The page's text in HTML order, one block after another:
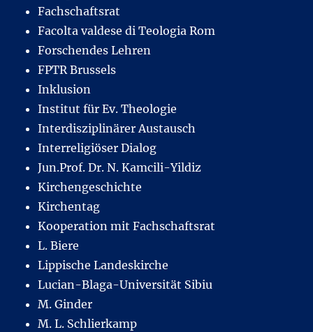
Fachschaftsrat
Facolta valdese di Teologia Rom
Forschendes Lehren
FPTR Brussels
Inklusion
Institut für Ev. Theologie
Interdisziplinärer Austausch
Interreligiöser Dialog
Jun.Prof. Dr. N. Kamcili-Yildiz
Kirchengeschichte
Kirchentag
Kooperation mit Fachschaftsrat
L. Biere
Lippische Landeskirche
Lucian-Blaga-Universität Sibiu
M. Ginder
M. L. Schlierkamp